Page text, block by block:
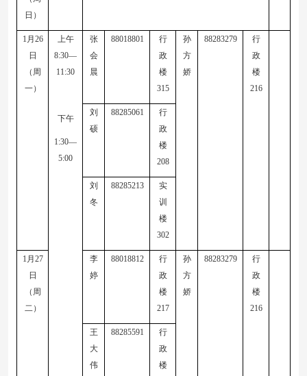
日）
1 月 26
日
（周
一）
上午
8:30—
11:30
下午
1:30—
5:00
张
会
晨
88018801
行
政
楼
315
孙
方
娇
88283279
行
政
楼
216
刘
硕
88285061
行
政
楼
208
刘
冬
88285213
实
训
楼
302
1 月 27
日
（周
二）
李
婷
88018812
行
政
楼
217
孙
方
娇
88283279
行
政
楼
216
王
大
伟
88285591
行
政
楼